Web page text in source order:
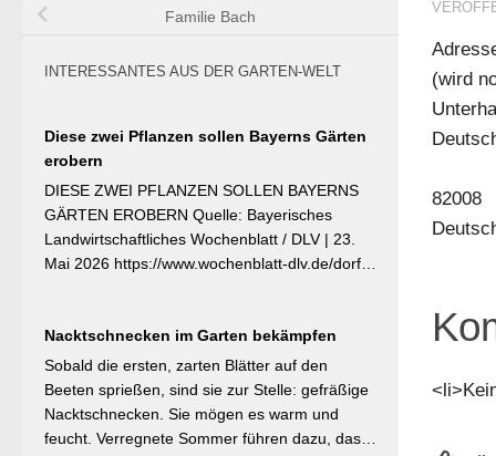
(wird
82008
Familie Bach
INTERESSANTES AUS DER GARTEN-WELT
Diese zwei Pflanzen sollen Bayerns Gärten
erobern
DIESE ZWEI PFLANZEN SOLLEN BAYERNS
GÄRTEN EROBERN Quelle: Bayerisches
Landwirtschaftliches Wochenblatt / DLV | 23.
Mai 2026 https://www.wochenblatt-dlv.de/dorf-
Bayerische Pflanze des Jahres 2026 wurde die
Calibrachoa ‚Feenstaub‘ gekürt — eine
Hängeglöckchen-Sorte mit pink-rosa
gemusterten Blüten, die ohne Ausputzen von
Frühsommer bis Herbst reich blüht und sich
Nacktschnecken im Garten bekämpfen
Sobald die ersten, zarten Blätter auf den
Beeten sprießen, sind sie zur Stelle: gefräßige
Nacktschnecken. Sie mögen es warm und
feucht. Verregnete Sommer führen dazu, dass